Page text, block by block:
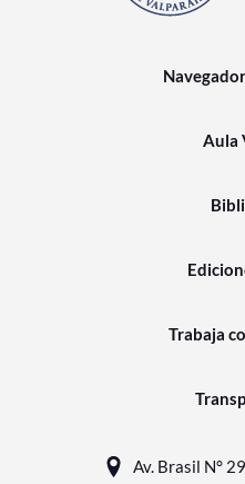
Aula
Trabaja
Av. Brasil N°